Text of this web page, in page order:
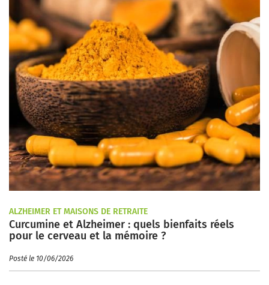
ALZHEIMER ET MAISONS DE RETRAITE
Curcumine et Alzheimer : quels bienfaits réels
pour le cerveau et la mémoire ?
Posté le 10/06/2026